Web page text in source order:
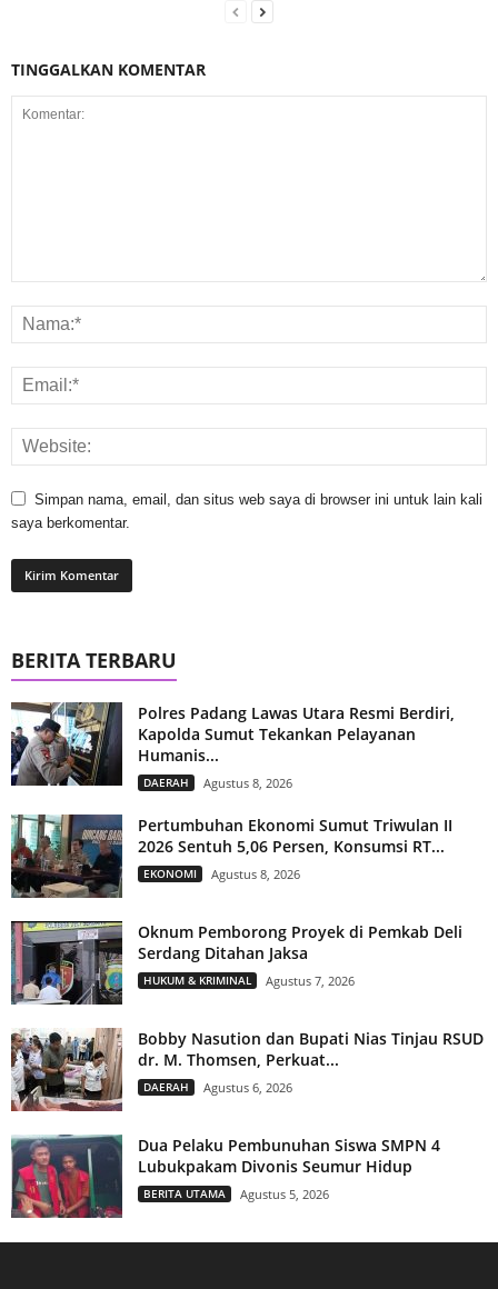
TINGGALKAN KOMENTAR
Simpan nama, email, dan situs web saya di browser ini untuk lain kali
saya berkomentar.
BERITA TERBARU
Polres Padang Lawas Utara Resmi Berdiri,
Kapolda Sumut Tekankan Pelayanan
Humanis...
DAERAH Agustus 8, 2026
Pertumbuhan Ekonomi Sumut Triwulan II
2026 Sentuh 5,06 Persen, Konsumsi RT...
EKONOMI Agustus 8, 2026
Oknum Pemborong Proyek di Pemkab Deli
Serdang Ditahan Jaksa
HUKUM & KRIMINAL Agustus 7, 2026
Bobby Nasution dan Bupati Nias Tinjau RSUD
dr. M. Thomsen, Perkuat...
DAERAH Agustus 6, 2026
Dua Pelaku Pembunuhan Siswa SMPN 4
Lubukpakam Divonis Seumur Hidup
BERITA UTAMA Agustus 5, 2026